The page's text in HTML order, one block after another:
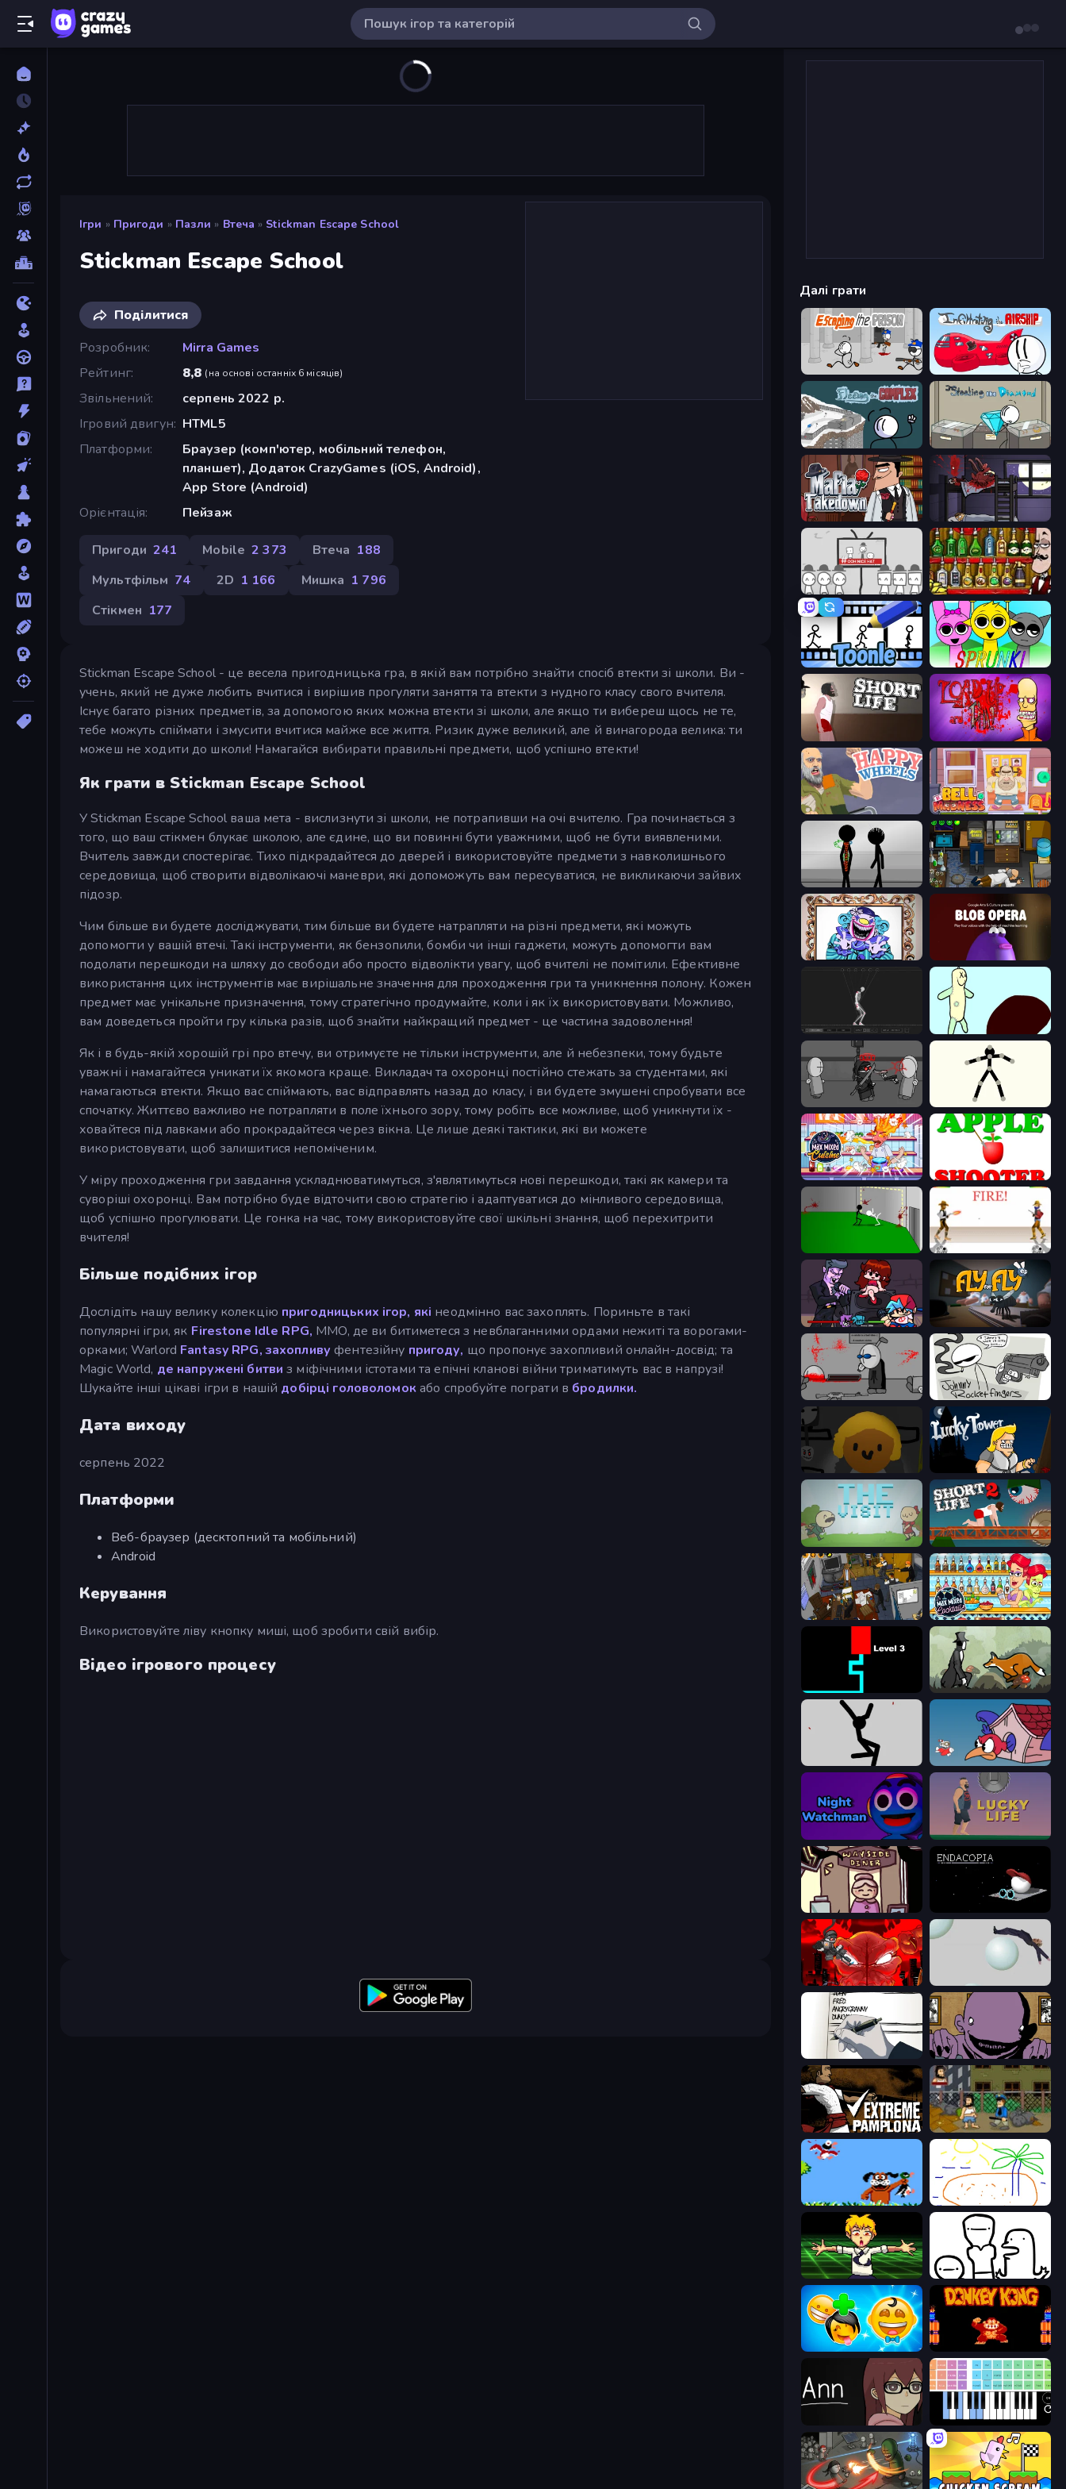
Ігри » Пригоди » Пазли » Втеча » Stickman Escape School
Stickman Escape School
Поділитися
Розробник
Mirra Games
Рейтинг
8,8 (на основі останніх 6 місяців)
Звільнений
серпень 2022 р.
Ігровий двигун HTML5
Платформи
Браузер (комп'ютер, мобільний телефон,
планшет), Додаток CrazyGames (iOS, Android),
App Store (Android)
Орієнтація
Пейзаж
Пригоди 241 Mobile 2 373 Втеча 188
Мультфільм 74 2D 1 166 Мишка 1 796
Стікмен 177
Stickman Escape School - це весела пригодницька гра, в якій вам потрібно знайти спосіб втекти зі школи. Ви -
учень, який не дуже любить вчитися і вирішив прогуляти заняття та втекти з нудного класу свого вчителя.
Існує багато різних предметів, за допомогою яких можна втекти зі школи, але якщо ти вибереш щось не те,
тебе можуть спіймати і змусити вчитися майже все життя. Ризик дуже великий, але й винагорода велика: ти
можеш не ходити до школи! Намагайся вибирати правильні предмети, щоб успішно втекти!
Як грати в Stickman Escape School
У Stickman Escape School ваша мета - вислизнути зі школи, не потрапивши на очі вчителю. Гра починається з
того, що ваш стікмен блукає школою, але єдине, що ви повинні бути уважними, щоб не бути виявленими.
Вчитель завжди спостерігає. Тихо підкрадайтеся до дверей і використовуйте предмети з навколишнього
середовища, щоб створити відволікаючі маневри, які допоможуть вам пересуватися, не викликаючи зайвих
підозр.
Чим більше ви будете досліджувати, тим більше ви будете натрапляти на різні предмети, які можуть
допомогти у вашій втечі. Такі інструменти, як бензопили, бомби чи інші гаджети, можуть допомогти вам
подолати перешкоди на шляху до свободи або просто відволікти увагу, щоб вчителі не помітили. Ефективне
використання цих інструментів має вирішальне значення для проходження гри та уникнення полону. Кожен
предмет має унікальне призначення, тому стратегічно продумайте, коли і як їх використовувати. Можливо,
вам доведеться пройти гру кілька разів, щоб знайти найкращий предмет - це частина задоволення!
Як і в будь-якій хорошій грі про втечу, ви отримуєте не тільки інструменти, але й небезпеки, тому будьте
уважні і намагайтеся уникати їх якомога краще. Викладач та охоронці постійно стежать за студентами, які
намагаються втекти. Якщо вас спіймають, вас відправлять назад до класу, і ви будете змушені спробувати все
спочатку. Життєво важливо не потрапляти в поле їхнього зору, тому робіть все можливе, щоб уникнути їх -
ховайтеся під лавками або прокрадайтеся через вікна. Це лише деякі тактики, які ви можете
використовувати, щоб залишитися непоміченим.
У міру проходження гри завдання ускладнюватимуться, з'являтимуться нові перешкоди, такі як камери та
суворіші охоронці. Вам потрібно буде відточити свою стратегію і адаптуватися до мінливого середовища,
щоб успішно прогулювати. Це гонка на час, тому використовуйте свої шкільні знання, щоб перехитрити
вчителя!
Більше подібних ігор
Дослідіть нашу велику колекцію пригодницьких ігор, які неодмінно вас захоплять. Пориньте в такі
популярні ігри, як Firestone Idle RPG, MMO, де ви битиметеся з невблаганними ордами нежиті та ворогами-
орками; Warlord Fantasy RPG, захопливу фентезійну пригоду, що пропонує захопливий онлайн-досвід; та
Magic World, де напружені битви з міфічними істотами та епічні кланові війни триматимуть вас в напрузі!
Шукайте інші цікаві ігри в нашій добірці головоломокабо спробуйте пограти в бродилки.
Дата виходу
серпень 2022
Платформи
Веб-браузер (десктопний та мобільний)
Android
Керування
Використовуйте ліву кнопку миші, щоб зробити свій вибір.
Відео ігрового процесу
Далі грати
Escaping the Prison Infiltrating the Airship
Fleeing the Complex Stealing the Diamond
Mafia Takedown The Visitor
We Become What We Behold Bartender The Right Mix
Toonle Sprunki
Short Life Load Up and Kill
Happy Wheels Bell Madness
Stick Figure Penalty 2 Foreign Creature
Exhibit of Sorrows Blob Opera
Skeleton Simulator Doodieman Voodoo
Madness Project Nexus Stick Animator
Max Mixed Cuisine Apple Shooter
Gunblood
Friday Night Funkin' Fly for Fly
Madness Deathwish Johnny Rocketfingers
Lucky Tower
The Visit Short Life 2
Foreign Creature 2 Max Mixed Cocktails
Scary Maze The Illusionist's Dream
Cuphead
Lucky Life
Diner in the Storm Endacopia
Madness Accelerant Bush Ragdoll
Death Note Type The Owner Is Dead
Extreme Pamplona Hobo
Duck Hunt Skribbl.io
Chainsaw Dance I Don't Even Know
Smileys: Family Tree emoji Donkey Kong Returns
Virtual Online Piano